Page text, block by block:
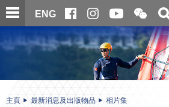
跳
至
內
ENG
開
合
微
信
二
維
碼
内
主頁 最新消息及出版物品 相片集